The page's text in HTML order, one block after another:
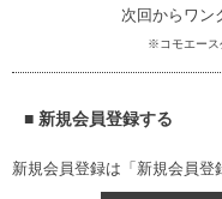
次回からワン
※コモエース
■ 新規会員登録する
新規会員登録は「新規会員登